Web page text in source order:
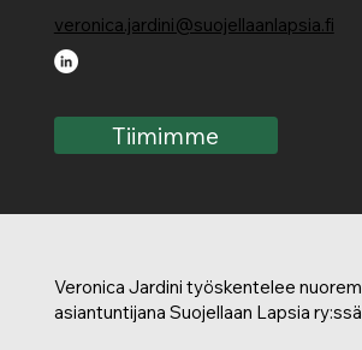
veronica.jardini@suojellaanlapsia.fi
Tiimimme
Veronica Jardini työskentelee
asiantuntijana Suojellaan Lapsia